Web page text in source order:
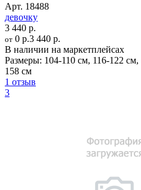
Арт. 18488
девочку
3 440 р.
от 0 р.3 440 р.
В наличии на маркетплейсах
Размеры: 104-110 см, 116-122 см,
158 см
1 отзыв
3